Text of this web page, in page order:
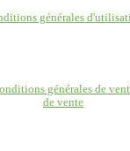
générales
générales de
de vente